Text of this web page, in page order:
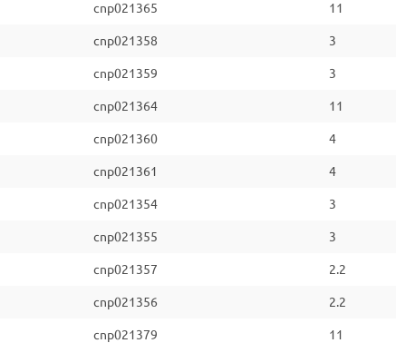
cnp021365 11
cnp021358 3
cnp021359 3
cnp021364 11
cnp021360 4
cnp021361 4
cnp021354 3
cnp021355 3
cnp021357 2.2
cnp021356 2.2
cnp021379 11